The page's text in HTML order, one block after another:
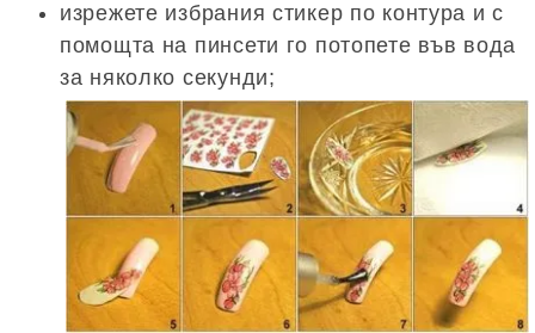
изрежете избрания стикер по контура и с
помощта на пинсети го потопете във вода
за няколко секунди;